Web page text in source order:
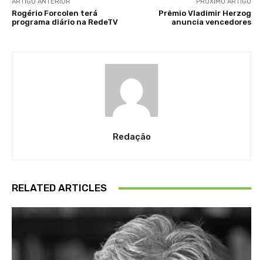
Rogério Forcolen terá
programa diário na RedeTV
Prêmio Vladimir Herzog
anuncia vencedores
Redação
RELATED ARTICLES